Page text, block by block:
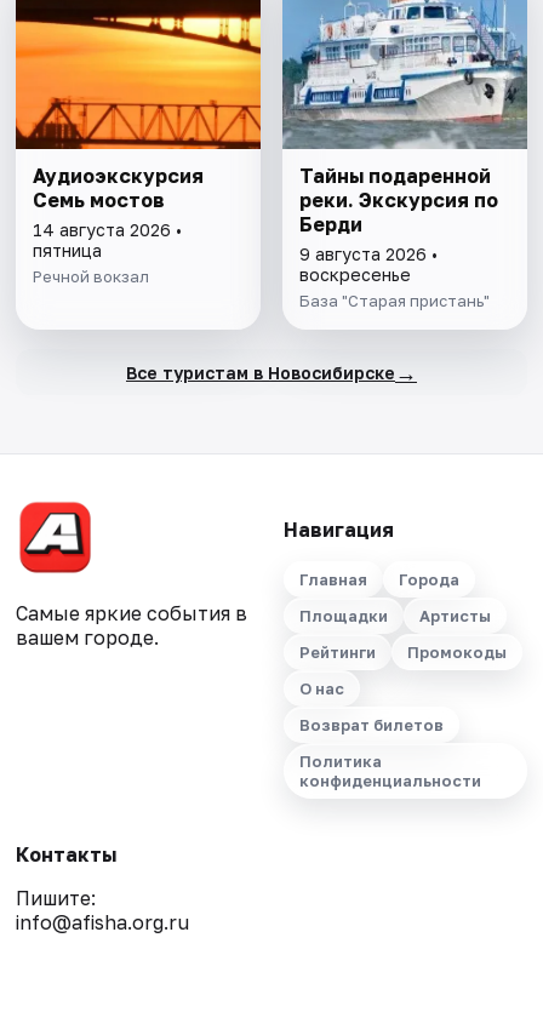
Аудиоэкскурсия
Семь мостов
14 августа 2026 •
пятница
Речной вокзал
Тайны подаренной
реки. Экскурсия по
Берди
9 августа 2026 •
воскресенье
База "Старая пристань"
Все туристам в Новосибирске →
Самые яркие события в
вашем городе.
Навигация
Главная
Города
Площадки
Артисты
Рейтинги
Промокоды
О нас
Возврат билетов
Политика
конфиденциальности
Контакты
Пишите:
info@afisha.org.ru